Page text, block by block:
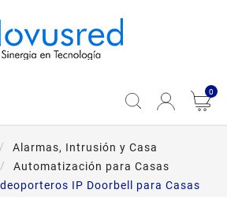
0
Alarmas, Intrusión y Casa
Automatización para Casas
IP Doorbell para Casas